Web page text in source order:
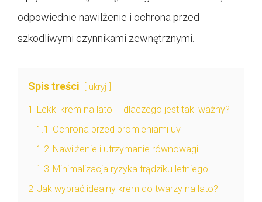
odpowiednie nawilżenie i ochrona przed
szkodliwymi czynnikami zewnętrznymi.
Spis treści ukryj
1 Lekki krem na lato – dlaczego jest taki ważny?
1.1 Ochrona przed promieniami uv
1.2 Nawilżenie i utrzymanie równowagi
1.3 Minimalizacja ryzyka trądziku letniego
2 Jak wybrać idealny krem do twarzy na lato?